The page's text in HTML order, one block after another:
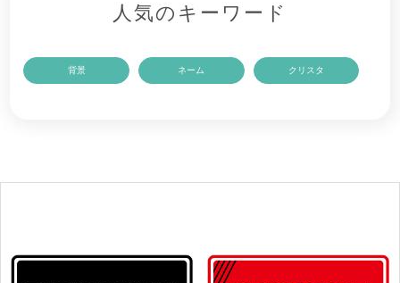
人気のキーワード
背景 ネーム クリスタ